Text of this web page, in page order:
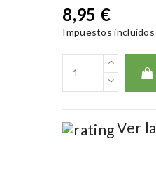
8,95 €
Impuestos incluidos
Ver